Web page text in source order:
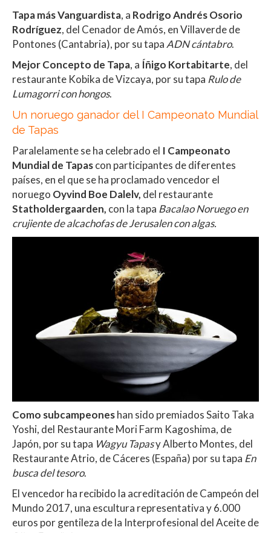
Tapa más Vanguardista, a Rodrigo Andrés Osorio
Rodríguez, del Cenador de Amós, en Villaverde de
Pontones (Cantabria), por su tapa ADN cántabro.
Mejor Concepto de Tapa, a Íñigo Kortabitarte, del
restaurante Kobika de Vizcaya, por su tapa Rulo de
Lumagorri con hongos.
Un noruego ganador del I Campeonato Mundial
de Tapas
Paralelamente se ha celebrado el I Campeonato
Mundial de Tapascon participantes de diferentes
países, en el que se ha proclamado vencedor el
noruego Oyvind Boe Dalelv, del restaurante
Statholdergaarden, con la tapa Bacalao Noruego en
crujiente de alcachofas de Jerusalen con algas.
Como subcampeoneshan sido premiados Saito Taka
Yoshi, del Restaurante Mori Farm Kagoshima, de
Japón, por su tapa Wagyu Tapasy Alberto Montes, del
Restaurante Atrio, de Cáceres (España) por su tapa En
busca del tesoro.
El vencedor ha recibido la acreditación de Campeón del
Mundo 2017, una escultura representativa y 6.000
euros por gentileza de la Interprofesional del Aceite de